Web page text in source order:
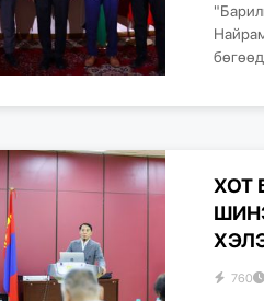
ХОТ
760